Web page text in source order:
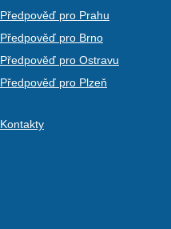
Předpověď pro Prahu
Předpověď pro Brno
Předpověď pro Ostravu
Předpověď pro Plzeň
Kontakty